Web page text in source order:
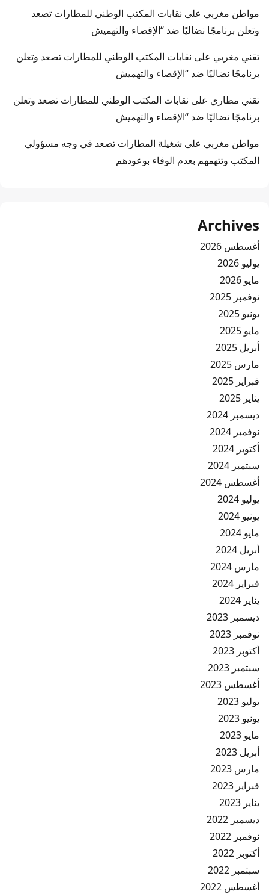
مواطن مغربي على نقابات المكتب الوطني للمطارات تصعد
وتعلن برنامجًا نضاليًا ضد “الإقصاء والتهميش
تقني مغربي على نقابات المكتب الوطني للمطارات تصعد وتعلن
برنامجًا نضاليًا ضد “الإقصاء والتهميش
تقني مطاري على نقابات المكتب الوطني للمطارات تصعد وتعلن
برنامجًا نضاليًا ضد “الإقصاء والتهميش
مواطن مغربي على شغيلة المطارات تصعد في وجه مسؤولي
المكتب وتتهمهم بعدم الوفاء بوعودهم
Archives
أغسطس 2026
يوليو 2026
مايو 2026
نوفمبر 2025
يونيو 2025
مايو 2025
أبريل 2025
مارس 2025
فبراير 2025
يناير 2025
ديسمبر 2024
نوفمبر 2024
أكتوبر 2024
سبتمبر 2024
أغسطس 2024
يوليو 2024
يونيو 2024
مايو 2024
أبريل 2024
مارس 2024
فبراير 2024
يناير 2024
ديسمبر 2023
نوفمبر 2023
أكتوبر 2023
سبتمبر 2023
أغسطس 2023
يوليو 2023
يونيو 2023
مايو 2023
أبريل 2023
مارس 2023
فبراير 2023
يناير 2023
ديسمبر 2022
نوفمبر 2022
أكتوبر 2022
سبتمبر 2022
أغسطس 2022